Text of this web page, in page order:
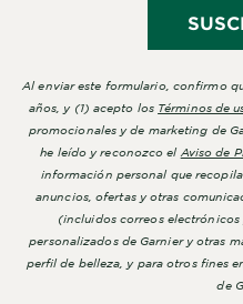
Al enviar este formulario, confirmo
años, y (1) acepto los Términos de
promocionales y de marketing de
he leído y reconozco el Aviso de
información personal que
anuncios, ofertas y otras
(incluidos correos
personalizados de Garnier y otras
perfil de belleza, y para otros fines
de